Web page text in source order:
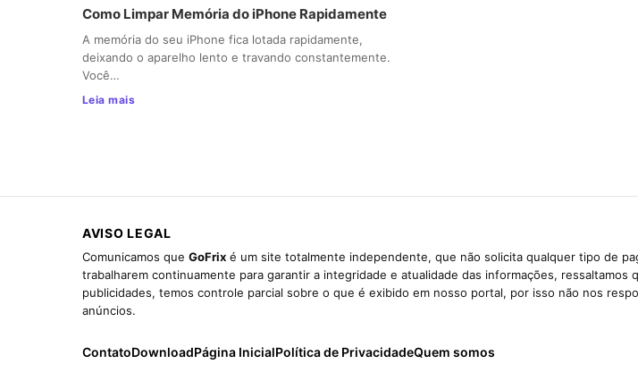
Como Limpar Memória do iPhone Rapidamente
A memória do seu iPhone fica lotada rapidamente,
deixando o aparelho lento e travando constantemente.
Você…
Leia mais
AVISO LEGAL
Comunicamos que GoFrix é um site totalmente independente, que não solicita qualquer tipo de
trabalharem continuamente para garantir a integridade e atualidade das informações,
publicidades, temos controle parcial sobre o que é exibido em nosso portal, por isso não nos
anúncios.
ContatoDownloadPágina InicialPolítica de PrivacidadeQuem somos